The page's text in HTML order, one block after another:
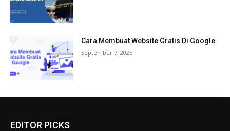
Cara Membuat Website Gratis Di Google
September 7, 2025
EDITOR PICKS